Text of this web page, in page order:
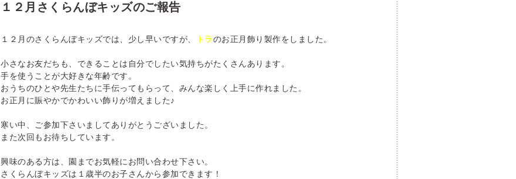
１２月さくらんぼキッズのご報告
１２月のさくらんぼキッズでは、少し早いですが、 トラのお正月飾り製作をしました。
小さなお友だちも、できることは自分でしたい気持ちがたくさんあります。
手を使うことが大好きな年齢です。
おうちのひとや先生たちに手伝ってもらって、みんな楽しく上手に作れました。
お正月に賑やかでかわいい飾りが増えました♪
寒い中、ご参加下さいましてありがとうございました。
また次回もお待ちしています。
興味のある方は、園までお気軽にお問い合わせ下さい。
さくらんぼキッズは１歳半のお子さんから参加できます！